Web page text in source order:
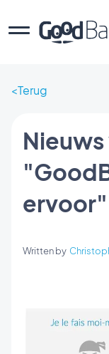
Terug
Nieuws
Written by